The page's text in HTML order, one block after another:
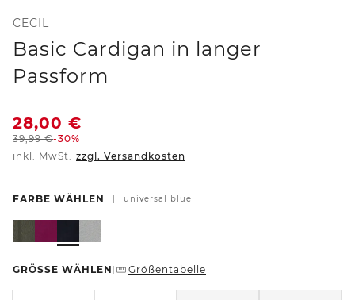
CECIL
Basic Cardigan in langer
Passform
28,00 €
39,99€-30%
inkl. MwSt. zzgl. Versandkosten
FARBE WÄHLEN universal blue
GRÖSSE WÄHLEN Größentabelle